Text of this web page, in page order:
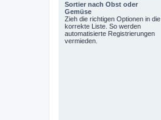
Sortier nach Obst oder
Gemüse
Zieh die richtigen Optionen in die
korrekte Liste. So werden
automatisierte Registrierungen
vermieden.